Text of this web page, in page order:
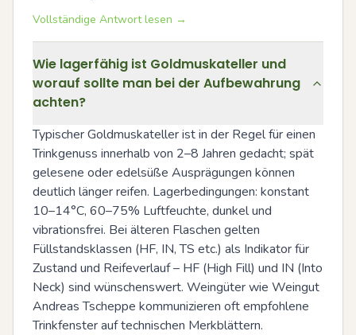
Vollständige Antwort lesen →
Wie lagerfähig ist Goldmuskateller und
worauf sollte man bei der Aufbewahrung
achten?
Typischer Goldmuskateller ist in der Regel für einen
Trinkgenuss innerhalb von 2–8 Jahren gedacht; spät
gelesene oder edelsüße Ausprägungen können
deutlich länger reifen. Lagerbedingungen: konstant
10–14°C, 60–75% Luftfeuchte, dunkel und
vibrationsfrei. Bei älteren Flaschen gelten
Füllstandsklassen (HF, IN, TS etc.) als Indikator für
Zustand und Reifeverlauf – HF (High Fill) und IN (Into
Neck) sind wünschenswert. Weingüter wie Weingut
Andreas Tscheppe kommunizieren oft empfohlene
Trinkfenster auf technischen Merkblättern.